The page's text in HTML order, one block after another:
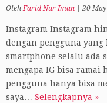
OlehFarid Nur Iman 20
Instagram Instagram
dengan pengguna
smartphone selalu ada
mengapa IG bisa ramai
pengguna hanya bisa
saya… Selengkapnya »